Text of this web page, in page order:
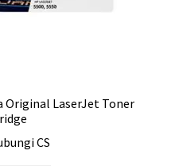
Original LaserJet Toner
CS